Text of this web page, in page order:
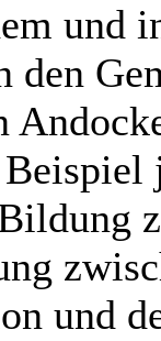
und
den
und